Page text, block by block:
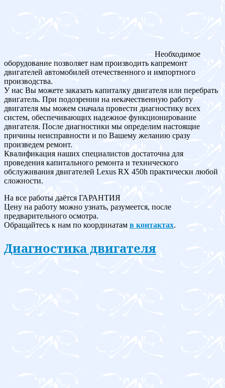
Необходимое
оборудование позволяет нам производить капремонт
двигателей автомобилей отечественного и импортного
производства.
У нас Вы можете заказать капиталку двигателя или перебрать
двигатель. При подозрении на некачественную работу
двигателя мы можем сначала провести диагностику всех
систем, обеспечивающих надежное функционирование
двигателя. После диагностики мы определим настоящие
причины неисправности и по Вашему желанию сразу
произведем ремонт.
Квалификация наших специалистов достаточна для
проведения капитального ремонта и технического
обслуживания двигателей Lexus RX 450h практически любой
сложности.
На все работы даётся ГАРАНТИЯ
Цену на работу можно узнать, разумеется, после
предварительного осмотра.
Обращайтесь к нам по координатам в контактах.
Диагностика двигателя